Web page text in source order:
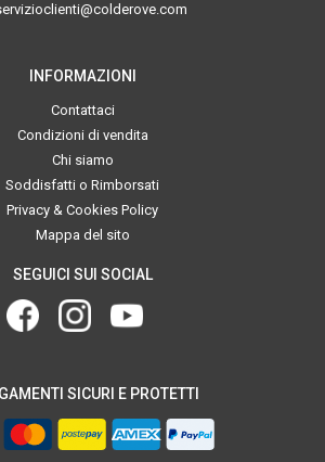
INFORMAZIONI
Contattaci
Condizioni di vendita
Chi siamo
Soddisfatti o Rimborsati
Privacy & Cookies Policy
Mappa del sito
SEGUICI SUI SOCIAL
SICURI E PROTETTI